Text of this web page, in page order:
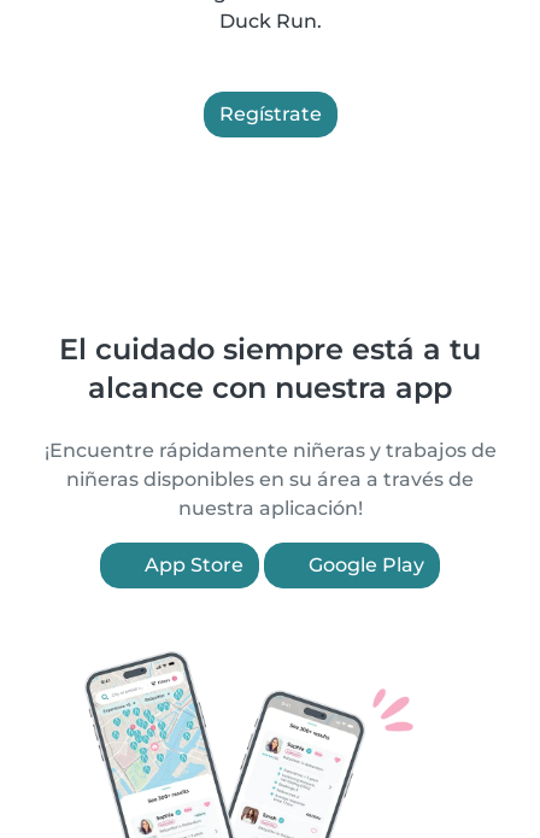
Duck Run.
Regístrate
El cuidado siempre está a tu
alcance con nuestra app
¡Encuentre rápidamente niñeras y trabajos de
niñeras disponibles en su área a través de
nuestra aplicación!
App Store Google Play